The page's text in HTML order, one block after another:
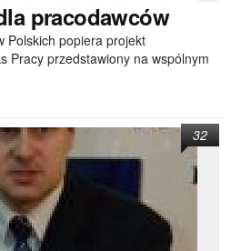
pracodawców
Polskich popiera projekt
Pracy przedstawiony na wspólnym
32